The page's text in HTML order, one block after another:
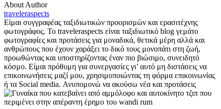
About Author
traveleraspects
Είμαι συγγραφέας ταξιδιωτικών προορισμών και ερασιτέχνης
φωτογράφος. Το traveleraspects είναι ταξιδιωτικό blog γεμάτο
φωτογραφίες και προτάσεις για μοναδικά, θετικά μέρη αλλά και
ανθρώπους που έχουν χαράξει το δικό τους μονοπάτι στη ζωή,
προωθώντας και υποστηρίζοντας έναν πιο βιώσιμο, συνειδητό
κόσμο. Είμαι πρόθυμη για συνεργασίες γι’ αυτό μη διστάσεις να
επικοινωνήσεις μαζί μου, χρησιμοποιώντας τη φόρμα επικοινωνίας
ή τα Social media. Ανυπομονώ να ακούσω νέα και προτάσεις